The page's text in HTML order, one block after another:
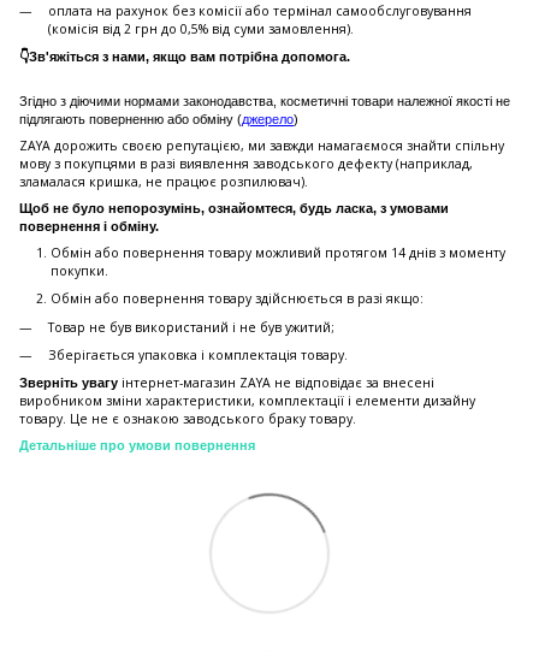
оплата на рахунок без комісії або термінал самообслуговування
(комісія від 2 грн до 0,5% від суми замовлення).
👇Зв'яжіться з нами, якщо вам потрібна допомога.
Згідно з діючими нормами законодавства, косметичні товари належної якості не
підлягають поверненню або обміну (джерело)
ZAYA дорожить своєю репутацією, ми завжди намагаємося знайти спільну
мову з покупцями в разі виявлення заводського дефекту (наприклад,
зламалася кришка, не працює розпилювач).
Щоб не було непорозумінь, ознайомтеся, будь ласка, з умовами
повернення і обміну.
Обмін або повернення товару можливий протягом 14 днів з моменту
покупки.
Обмiн або повернення товару здійснюється в разі якщо:
Товар не був використаний і не був ужитий;
Зберiгається упаковка і комплектація товару.
Зверніть увагу інтернет-магазин ZAYA не відповідає за внесені
виробником зміни характеристики, комплектації і елементи дизайну
товару. Це не є ознакою заводського браку товару.
Детальніше про умови повернення